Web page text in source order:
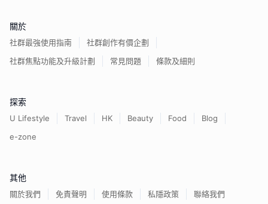
關於
社群最強使用指南
社群創作有價企劃
社群焦點功能及升級計劃
常見問題 條款及細則
探索
U Lifestyle Travel HK Beauty Food
Blog
e-zone
其他
關於我們 免責聲明 使用條款 私隱政策 聯絡我們